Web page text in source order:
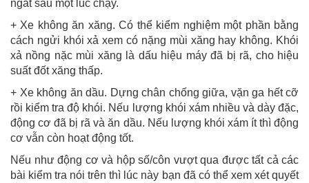
ngắt sau một lúc chạy.
+ Xe không ăn xăng. Có thể kiểm nghiệm một phần bằng
cách ngửi khói xả xem có nặng mùi xăng hay không. Khói
xả nồng nặc mùi xăng là dấu hiệu máy đã bị rã, cho hiệu
suất đốt xăng thấp.
+ Xe không ăn dầu. Dựng chân chống giữa, vặn ga hết cỡ
rồi kiểm tra độ khói. Nếu lượng khói xám nhiều và dày đặc,
động cơ đã bị rã và ăn dầu. Nếu lượng khói xám ít thì động
cơ vẫn còn hoạt động tốt.
Nếu như động cơ và hộp số/côn vượt qua được tất cả các
bài kiểm tra nói trên thì lúc này bạn đã có thể xem xét quyết